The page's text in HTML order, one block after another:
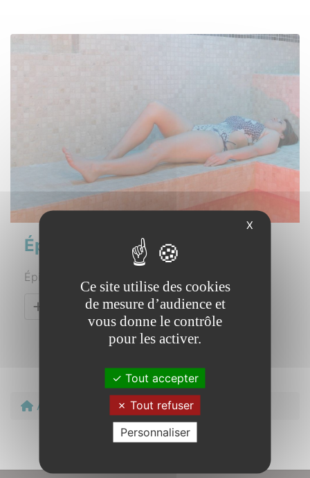
Épilations
Épilations des jambes, visage, maillot
En savoir plus !
Accueil Carte des soins
X
Ce site utilise des cookies
de mesure d’audience et
vous donne le contrôle
pour les activer.
Tout accepter
Tout refuser
Personnaliser